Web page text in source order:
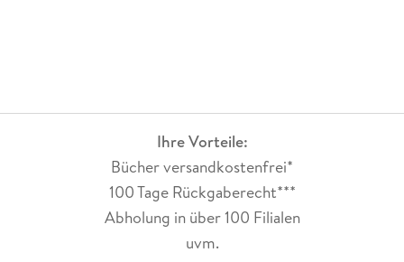
Ihre Vorteile:
Bücher versandkostenfrei*
100 Tage Rückgaberecht***
Abholung in über 100 Filialen
uvm.